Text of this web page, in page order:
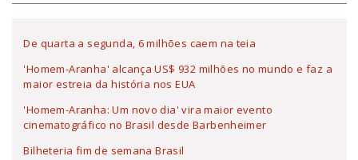
De quarta a segunda, 6 milhões caem na teia
'Homem-Aranha' alcança US$ 932 milhões no mundo e faz a
maior estreia da história nos EUA
'Homem-Aranha: Um novo dia' vira maior evento
cinematográfico no Brasil desde Barbenheimer
Bilheteria fim de semana Brasil